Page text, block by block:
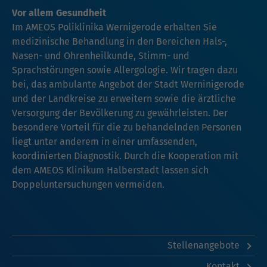
Vor allem Gesundheit
Im AMEOS Poliklinika Wernigerode erhalten Sie
medizinische Behandlung in den Bereichen Hals-,
Nasen- und Ohrenheilkunde, Stimm- und
Sprachstörungen sowie Allergologie. Wir tragen dazu
bei, das ambulante Angebot der Stadt Werninigerode
und der Landkreise zu erweitern sowie die ärztliche
Versorgung der Bevölkerung zu gewährleisten. Der
besondere Vorteil für die zu behandelnden Personen
liegt unter anderem in einer umfassenden,
koordinierten Diagnostik. Durch die Kooperation mit
dem AMEOS Klinikum Halberstadt lassen sich
Doppeluntersuchungen vermeiden.
Stellenangebote